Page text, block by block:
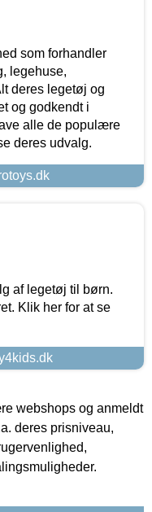
som forhandler
legehuse,
deres legetøj og
og godkendt i
alle de populære
deres udvalg.
af legetøj til børn.
Klik her for at se
webshops og anmeldt
deres prisniveau,